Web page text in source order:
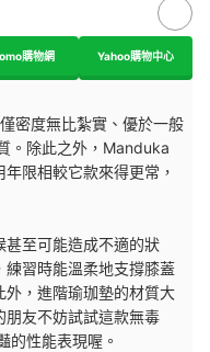
購物網 Yahoo購物中心
密度無比紮實、優於一般
。除此之外，Manduka
限相較它款來得更常，
甚至可能造成不適的狀
習時能溫柔地支撐膝蓋
，進階瑜珈墊的材質大
朋友不妨試試這款無毒
的性能表現喔。